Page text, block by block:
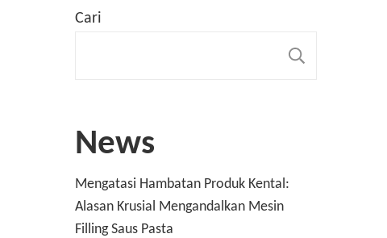
Cari
News
Mengatasi Hambatan Produk Kental:
Alasan Krusial Mengandalkan Mesin
Filling Saus Pasta